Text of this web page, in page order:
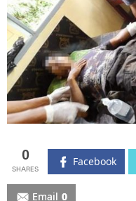
0 Facebook
Email 0